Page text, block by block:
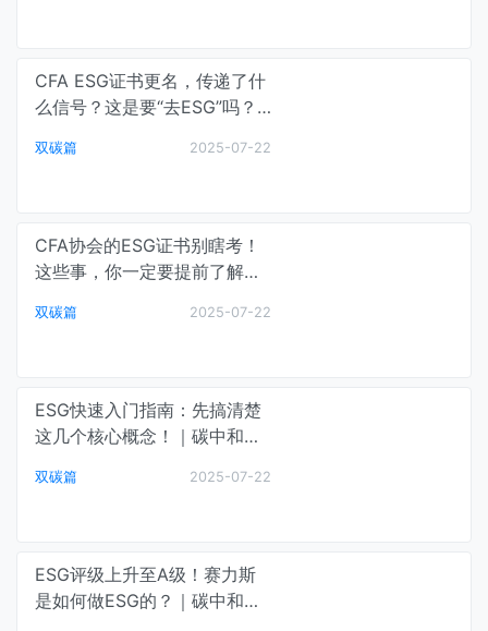
CFA ESG证书更名，传递了什
么信号？这是要“去ESG”吗？
双碳篇 2025-07-22
CFA协会的ESG证书别瞎考！
这些事，你一定要提前了解！
双碳篇 2025-07-22
ESG快速入门指南：先搞清楚
这几个核心概念！｜碳中和最
双碳篇 2025-07-22
ESG评级上升至A级！赛力斯
是如何做ESG的？｜碳中和最